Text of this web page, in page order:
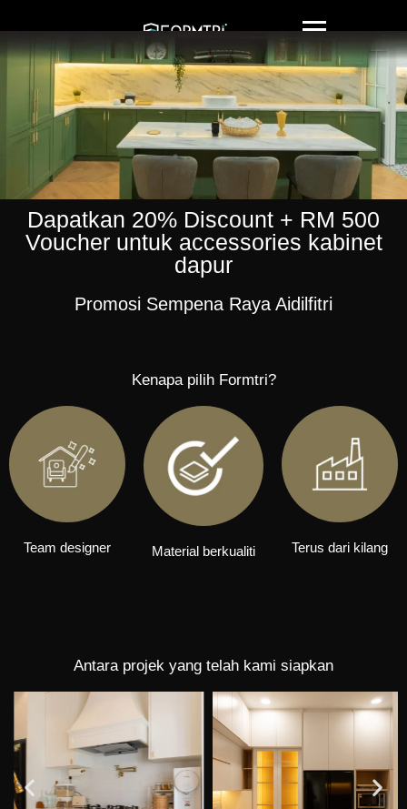
Dapatkan 20% Discount + RM 500
Voucher untuk accessories kabinet
dapur
Promosi Sempena Raya Aidilfitri
Kenapa pilih Formtri?
Team designer Material berkualiti Terus dari kilang
Antara projek yang telah kami siapkan